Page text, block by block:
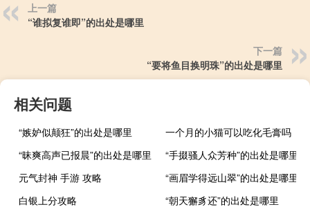
上一篇
“谁拟复谁即”的出处是哪里
下一篇
“要将鱼目换明珠”的出处是哪里
相关问题
“嫉妒似颠狂”的出处是哪里
一个月的小猫可以吃化毛膏吗
“昧爽高声已报晨”的出处是哪里
“手掇骚人众芳种”的出处是哪里
元气封神 手游 攻略
“画眉学得远山翠”的出处是哪里
白银上分攻略
“朝天獬豸还”的出处是哪里